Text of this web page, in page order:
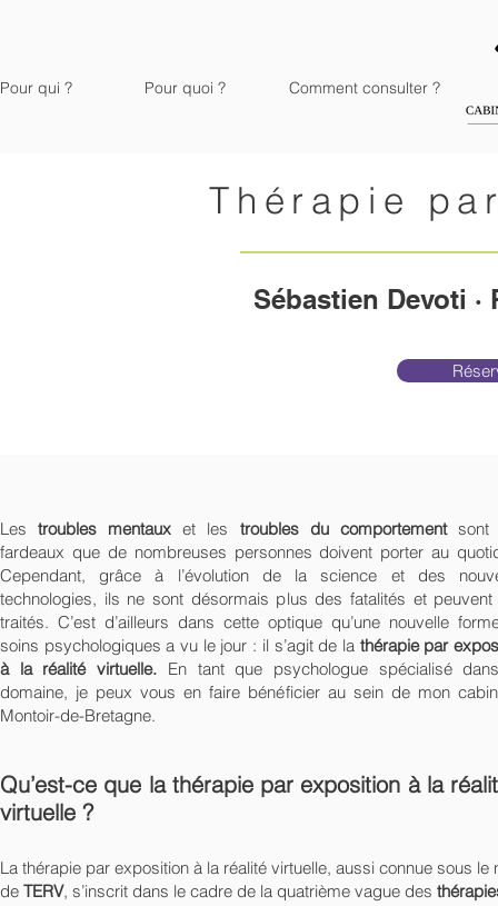
Pour qui ? Pour quoi ? Comment consulter ?
Thérapie
Sébastien Devoti
Lestroubles mentaux et les troubles du comportementsont
fardeaux que de nombreuses personnes doivent porter au
Cependant, grâce à l’évolution de la science et des
technologies, ils ne sont désormais plus des fatalités et peuvent
traités. C’est d’ailleurs dans cette optique qu’une nouvelle
soins psychologiques a vu le jour : il s’agit de la thérapie par
à la réalité virtuelle. En tant que psychologue spécialisé
domaine, je peux vous en faire bénéficier au sein de mon
Montoir-de-Bretagne.
Qu’est-ce que la thérapie par exposition à la
virtuelle ?
La thérapie par exposition à la réalité virtuelle, aussi connue sous le
de TERV, s’inscrit dans le cadre de la quatrième vague des